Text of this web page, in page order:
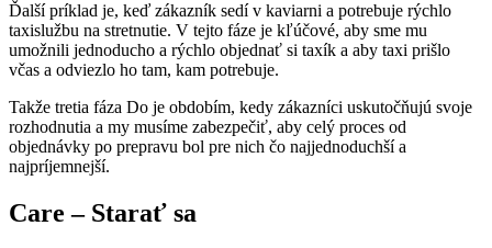
Ďalší príklad je, keď zákazník sedí v kaviarni a potrebuje rýchlo
taxislužbu na stretnutie. V tejto fáze je kľúčové, aby sme mu
umožnili jednoducho a rýchlo objednať si taxík a aby taxi prišlo
včas a odviezlo ho tam, kam potrebuje.
Takže tretia fáza Do je obdobím, kedy zákazníci uskutočňujú svoje
rozhodnutia a my musíme zabezpečiť, aby celý proces od
objednávky po prepravu bol pre nich čo najjednoduchší a
najpríjemnejší.
Care – Starať sa